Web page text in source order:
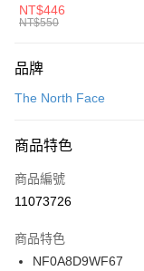
元大商業銀行
台灣樂天信用卡公司
AFTEE先享後付
【關於「AFTEE先享後付
便利好安心！
３．安心：先確認商品／
【「AFTEE先享後付」結
１．於結帳方式選擇「
２．訂單成立數日內，您
３．收到繳費通知簡訊
ATM／網路銀行／等多元
運送方式
每筆NT$100，滿
宅配
每筆NT$100，滿
付款後門市自取
每筆NT$100，滿
中統襪 FZ3393100
NT$446
NT$550
品牌
The North Face
商品特色
商品編號
11073726
商品特色
NF0A8D9WF67